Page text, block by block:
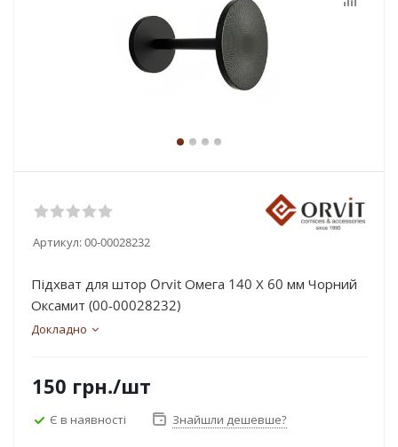
Артикул:00-00028232
Підхват для штор Orvit Омега 140 Х 60 мм Чорний
Оксамит (00-00028232)
Докладно
150 грн./шт
Є в наявності Знайшли дешевше?